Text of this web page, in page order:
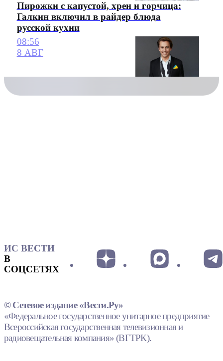
Пирожки с капустой, хрен и горчица:
Галкин включил в райдер блюда
русской кухни
08:56
8 АВГ
ИС ВЕСТИ
В
СОЦСЕТЯХ
© Сетевое издание «Вести.Ру»
«Федеральное государственное унитарное предприятие
Всероссийская государственная телевизионная и
радиовещательная компания» (ВГТРК).